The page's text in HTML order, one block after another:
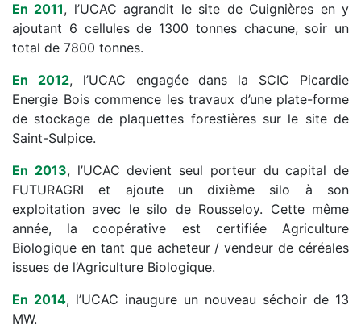
En 2011, l’UCAC agrandit le site de Cuignières en y
ajoutant 6 cellules de 1300 tonnes chacune, soir un
total de 7800 tonnes.
En 2012, l’UCAC engagée dans la SCIC Picardie
Energie Bois commence les travaux d’une plate-forme
de stockage de plaquettes forestières sur le site de
Saint-Sulpice.
En 2013, l’UCAC devient seul porteur du capital de
FUTURAGRI et ajoute un dixième silo à son
exploitation avec le silo de Rousseloy. Cette même
année, la coopérative est certifiée Agriculture
Biologique en tant que acheteur / vendeur de céréales
issues de l’Agriculture Biologique.
En 2014, l’UCAC inaugure un nouveau séchoir de 13
MW.